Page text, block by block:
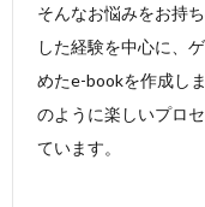
そんなお悩みをお持
した経験を中心に、
めたe-bookを作成し
のように楽しいプロ
ています。